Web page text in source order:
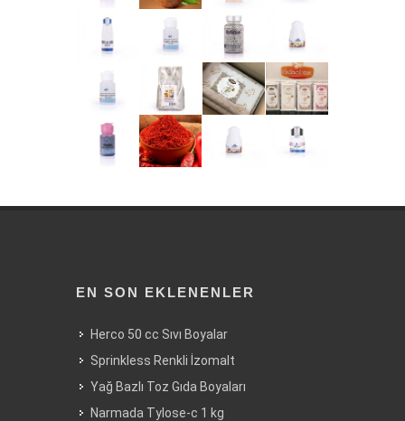
EN SON EKLENENLER
Herco 50 cc Sıvı Boyalar
Sprinkless Renkli İzomalt
Yağ Bazlı Toz Gıda Boyaları
Narmada Tylose-c 1 kg